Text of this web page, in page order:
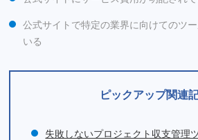
公式サイトで特定の業界に向けてのツ
いる
ピックアップ関連
失敗しないプロジェクト収支管理